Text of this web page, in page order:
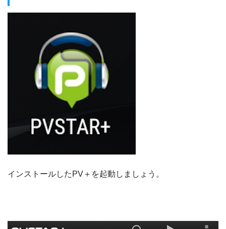
インストールしたPV＋を起動しましょう。